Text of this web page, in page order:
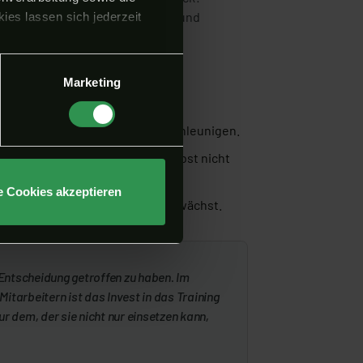
lassen sich jederzeit
Marketing
Cookies akzeptieren
Ressourcen verschwenden und
deine Abläufe drastisch beschleunigen.
außen zeigt oft, was du selbst nicht
sind, wenn dein Unternehmen wächst.
getroffen zu haben. Im
ist das Invest in das Training
dem, der sie nicht nur einsetzen kann,